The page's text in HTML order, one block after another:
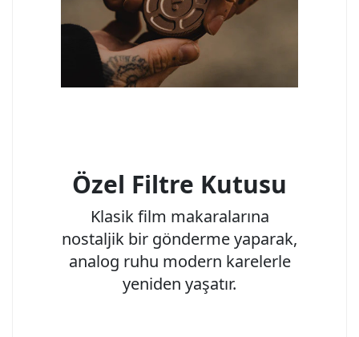
Özel Filtre Kutusu
Klasik film makaralarına
nostaljik bir gönderme yaparak,
analog ruhu modern karelerle
yeniden yaşatır.